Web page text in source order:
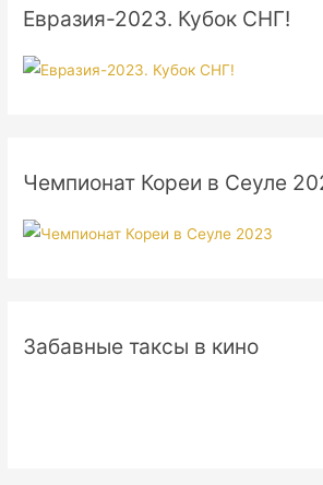
Евразия-2023. Кубок СНГ!
Чемпионат Кореи в Сеуле
Забавные таксы в кино